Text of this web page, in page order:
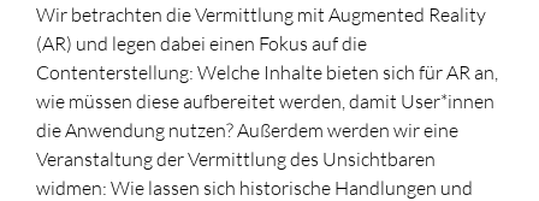
Wir betrachten die Vermittlung mit Augmented Reality
(AR) und legen dabei einen Fokus auf die
Contenterstellung: Welche Inhalte bieten sich für AR an,
wie müssen diese aufbereitet werden, damit User*innen
die Anwendung nutzen? Außerdem werden wir eine
Veranstaltung der Vermittlung des Unsichtbaren
widmen: Wie lassen sich historische Handlungen und